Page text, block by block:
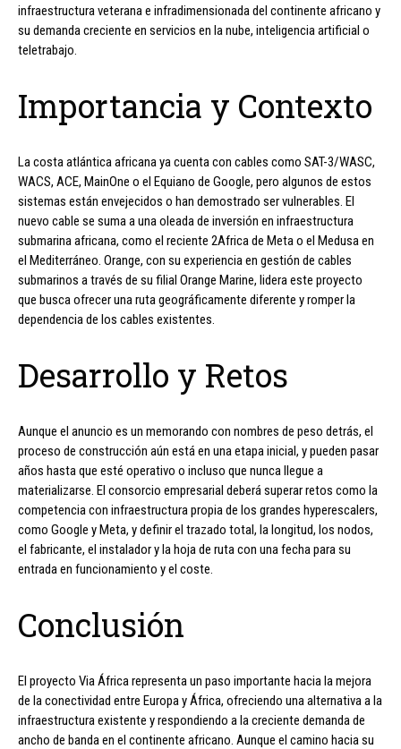
infraestructura veterana e infradimensionada del continente africano y
su demanda creciente en servicios en la nube, inteligencia artificial o
teletrabajo.
Importancia y Contexto
La costa atlántica africana ya cuenta con cables como SAT-3/WASC,
WACS, ACE, MainOne o el Equiano de Google, pero algunos de estos
sistemas están envejecidos o han demostrado ser vulnerables. El
nuevo cable se suma a una oleada de inversión en infraestructura
submarina africana, como el reciente 2Africa de Meta o el Medusa en
el Mediterráneo. Orange, con su experiencia en gestión de cables
submarinos a través de su filial Orange Marine, lidera este proyecto
que busca ofrecer una ruta geográficamente diferente y romper la
dependencia de los cables existentes.
Desarrollo y Retos
Aunque el anuncio es un memorando con nombres de peso detrás, el
proceso de construcción aún está en una etapa inicial, y pueden pasar
años hasta que esté operativo o incluso que nunca llegue a
materializarse. El consorcio empresarial deberá superar retos como la
competencia con infraestructura propia de los grandes hyperescalers,
como Google y Meta, y definir el trazado total, la longitud, los nodos,
el fabricante, el instalador y la hoja de ruta con una fecha para su
entrada en funcionamiento y el coste.
Conclusión
El proyecto Via África representa un paso importante hacia la mejora
de la conectividad entre Europa y África, ofreciendo una alternativa a la
infraestructura existente y respondiendo a la creciente demanda de
ancho de banda en el continente africano. Aunque el camino hacia su